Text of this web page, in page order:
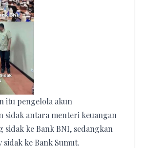
itu pengelola akun
sidak antara menteri keuangan
sidak ke Bank BNI, sedangkan
sidak ke Bank Sumut.